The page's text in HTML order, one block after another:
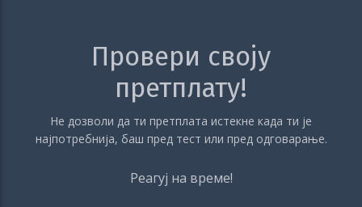
Провери своју
претплату!
Не дозволи да ти претплата истекне када ти је
најпотребнија, баш пред тест или пред одговарање.
Реагуј на време!